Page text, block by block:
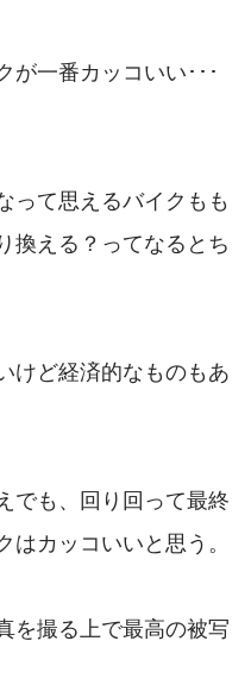
が一番カッコいい･･･
って思えるバイクもも
換える？ってなるとち
けど経済的なものもあ
でも、回り回って最終
はカッコいいと思う。
を撮る上で最高の被写